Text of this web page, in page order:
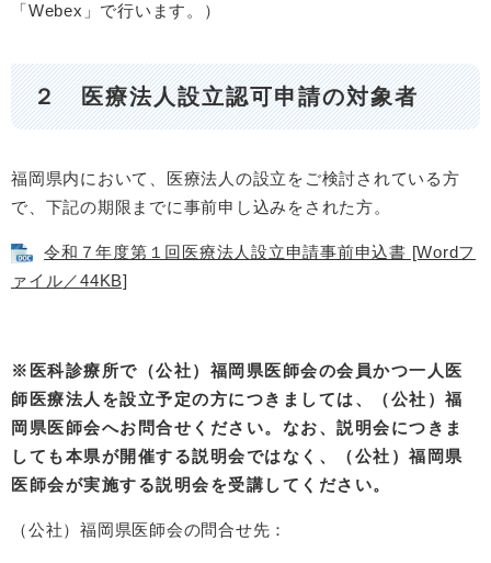
「Webex」で行います。）
２ 医療法人設立認可申請の対象者
福岡県内において、医療法人の設立をご検討されている方
で、下記の期限までに事前申し込みをされた方。
令和７年度第１回医療法人設立申請事前申込書 [Wordフ
ァイル／44KB]
※医科診療所で（公社）福岡県医師会の会員かつ一人医
師医療法人を設立予定の方につきましては、（公社）福
岡県医師会へお問合せください。なお、説明会につきま
しても本県が開催する説明会ではなく、（公社）福岡県
医師会が実施する説明会を受講してください。
（公社）福岡県医師会の問合せ先：